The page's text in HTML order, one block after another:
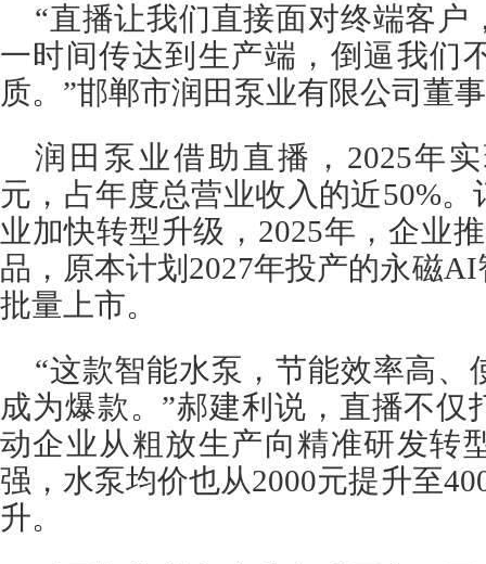
“直播让我们直接面对终端客户
一时间传达到生产端，倒逼我们
质。”邯郸市润田泵业有限公司董
润田泵业借助直播，2025年
元，占年度总营业收入的近50%
业加快转型升级，2025年，企业
品，原本计划2027年投产的永磁
批量上市。
“这款智能水泵，节能效率高、
成为爆款。”郝建利说，直播不仅
动企业从粗放生产向精准研发转
强，水泵均价也从2000元提升至
升。